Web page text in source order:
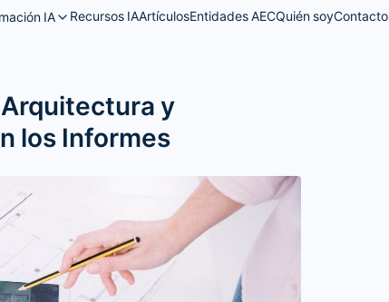
IA Recursos IAArtículosEntidades AECQuién soyContacto
y
los Informes